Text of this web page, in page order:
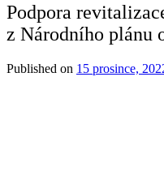
Podpora
z Národního plánu
Published on 15 prosince,